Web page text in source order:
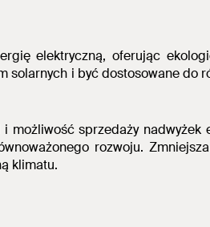
elektryczną, oferując
solarnych i być dostosowane do
możliwość sprzedaży
rozwoju.
klimatu.